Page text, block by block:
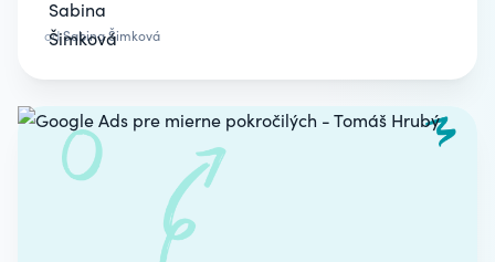
odSabina Šimková